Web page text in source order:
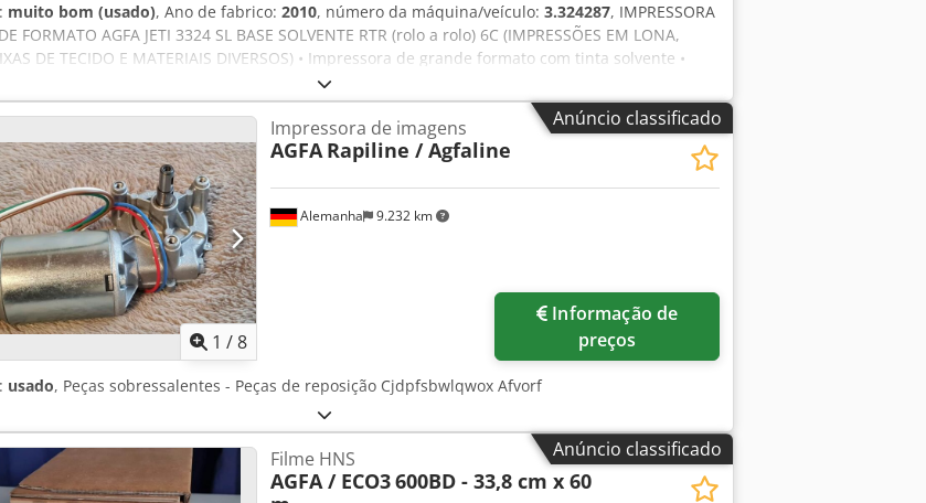
muito bom (usado), Ano de fabrico: 2010, número da máquina/veículo: 3.324287, IMPRESSORA
FORMATO AGFA JETI 3324 SL BASE SOLVENTE RTR (rolo a rolo) 6C (IMPRESSÕES EM LONA,
DE TECIDO E MATERIAIS DIVERSOS) • Impressora de grande formato com tinta solvente •
de solvente: 6 cores (4CMYK+2CM claro) • Largura de impressão: 3,2 M (3200 mm) • 24
impressão piezoelétricas Spectra de alto desempenho • 600 dpi (impressão frente e verso) •
do rolo até 230 KG Crsdpfx Aswh Shcefvef • Até 64 m2/h • RIP de software Jeti (E9YC4000)
/ mais informações: • Unidade de rebobinamento de suporte: Jeti 3M Solvent (E9WF2000) •
aquecimento retro (E9ZZL000) • Cabeça Jeti Spectra 24 SL PH 3324 (E91UE000) • Carregador de
• Conjunto de rolo de vinil (E9ZUA000) • Kit de peças de reposição para Jeti 3324
• Câmera com luz de fundo (E9Z2P) • Conjunto completo de filtros novos (12 peças) • 10 metros
novas também incluídas • Três conjuntos de novos conectores • Dispositivo de limpeza
o sistema de tinta da máquina Incluindo exaustor em toda a máquina
Anúncio classificado
1 /8
Alemanha 9.232 km
Impressora de imagens
AGFA Rapiline / Agfaline
preços
usado, Peças sobressalentes - Peças de reposição Cjdpfsbwlqwox Afvorf
Anúncio classificado
Filme HNS
AGFA / ECO3600BD - 33,8 cm x 60